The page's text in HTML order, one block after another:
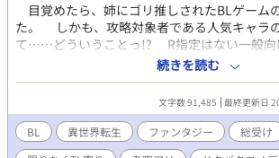
目覚めたら、姉にゴリ推しされたBLゲーム
た。 しかも、攻略対象者である人気キャラ
て……どういうことっ!? ​R指定はない一般向
え、ここは男と男が恋に落ちる世界。 友情
ケメン騎士からも、純潔皇子の二つ名を持つ
い視線を向けられてしまい――！？ ​「頼むか
略しようとしないでくれ――!!」 ​迫り来る恋
へし折りたい（元）男子高校生の、フラグ全
位から執着されますが、R指定はありません（
続きを読む
文字数 91,485 最終更新日
BL 異世界転生 ファンタジー 総受け